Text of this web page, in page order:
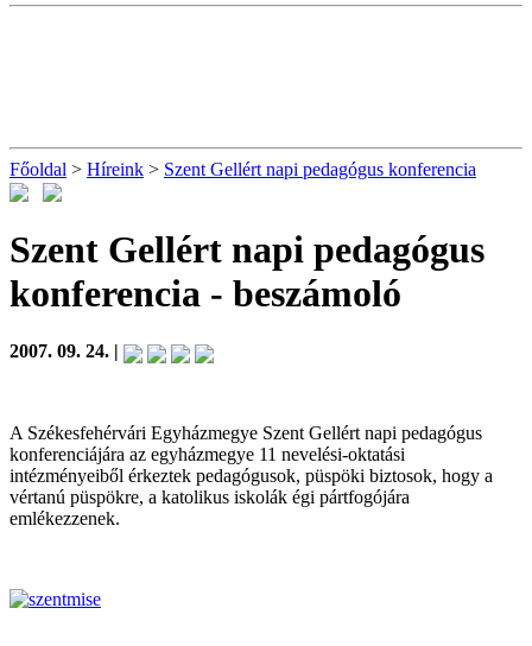
Főoldal > Híreink > Szent Gellért napi pedagógus konferencia
Szent Gellért napi pedagógus
konferencia - beszámoló
2007. 09. 24. |
A Székesfehérvári Egyházmegye Szent Gellért napi pedagógus
konferenciájára az egyházmegye 11 nevelési-oktatási
intézményeiből érkeztek pedagógusok, püspöki biztosok, hogy a
vértanú püspökre, a katolikus iskolák égi pártfogójára
emlékezzenek.